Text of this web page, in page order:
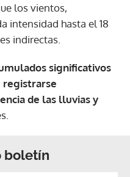
los vientos,
intensidad hasta el 18
indirectas.
significativos
registrarse
de las lluvias y
boletín